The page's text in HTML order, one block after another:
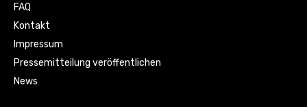
FAQ
Kontakt
Impressum
Pressemitteilung veröffentlichen
News